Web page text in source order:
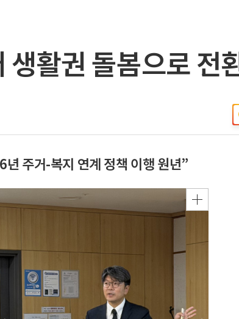
활권 돌봄으로 전
주거-복지 연계 정책 이행 원년”